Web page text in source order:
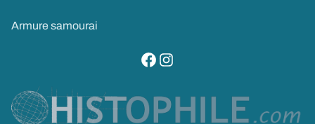
Armure samourai
visitez notre page facebook
suivez notre compte instagram